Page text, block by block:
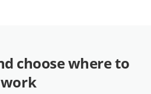
choose where to
work